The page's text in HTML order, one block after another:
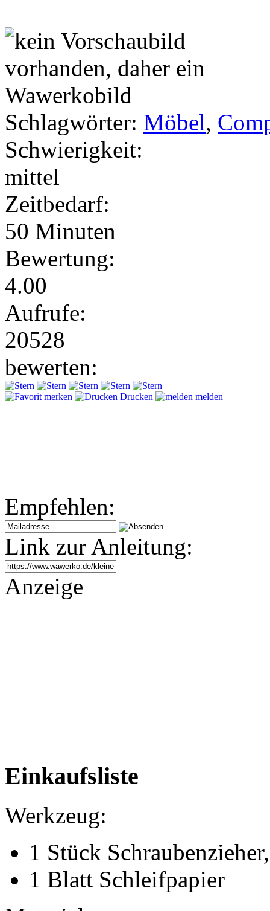
Schlagwörter: Möbel,
Schwierigkeit:
mittel
Zeitbedarf:
50 Minuten
Bewertung:
4.00
Aufrufe:
20528
bewerten:
merken Drucken melden
Empfehlen:
Link zur Anleitung:
Anzeige
Einkaufsliste
Werkzeug:
1 Stück Schraubenzieher,
1 Blatt Schleifpapier